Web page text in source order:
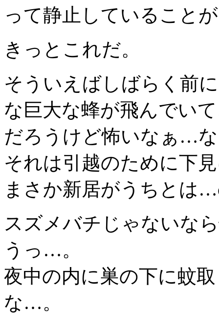
って静止していること
きっとこれだ。
そういえばしばらく前
な巨大な蜂が飛んでい
だろうけど怖いなぁ…
それは引越のために下
まさか新居がうちとは
スズメバチじゃないな
うっ…。
夜中の内に巣の下に蚊
な…。